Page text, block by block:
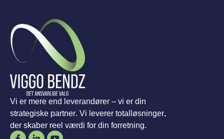
Vi er mere end leverandører – vi er din
strategiske partner. Vi leverer totalløsninger,
der skaber reel værdi for din forretning.